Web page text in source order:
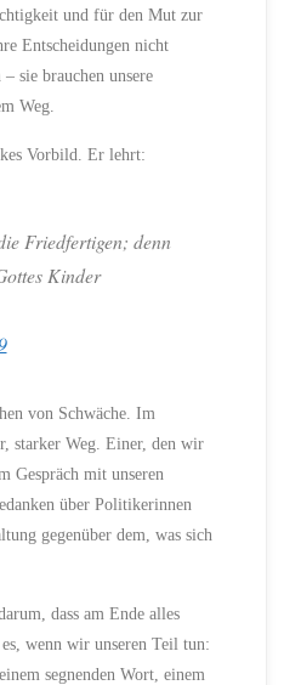
und für den Mut zur
Entscheidungen nicht
sie brauchen unsere
Weg.
Vorbild. Er lehrt:
Friedfertigen; denn
Kinder
von Schwäche. Im
starker Weg. Einer, den wir
Gespräch mit unseren
über Politikerinnen
gegenüber dem, was sich
dass am Ende alles
wenn wir unseren Teil tun:
segnenden Wort, einem